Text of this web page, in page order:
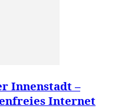
Innenstadt –
Internet